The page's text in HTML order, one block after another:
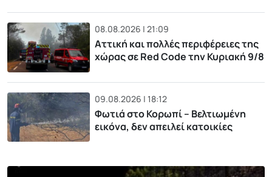
08.08.2026 | 21:09
Αττική και πολλές περιφέρειες της
χώρας σε Red Code την Κυριακή 9/8
09.08.2026 | 18:12
Φωτιά στο Κορωπί – Βελτιωμένη
εικόνα, δεν απειλεί κατοικίες